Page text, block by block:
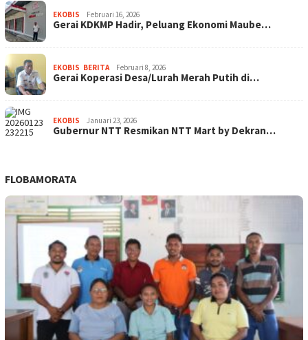
EKOBIS Februari 16, 2026
Gerai KDKMP Hadir, Peluang Ekonomi Maube…
EKOBIS BERITA Februari 8, 2026
Gerai Koperasi Desa/Lurah Merah Putih di…
EKOBIS Januari 23, 2026
Gubernur NTT Resmikan NTT Mart by Dekran…
FLOBAMORATA